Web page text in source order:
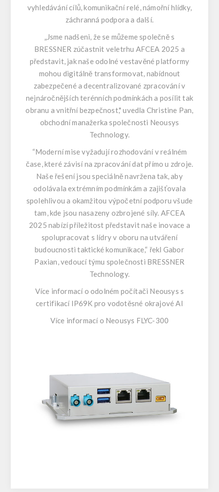
vyhledávání cílů, komunikační relé, námořní hlídky,
záchranná podpora a další.
„Jsme nadšeni, že se můžeme společně s
BRESSNER zúčastnit veletrhu AFCEA 2025 a
představit, jak naše odolné vestavěné platformy
mohou digitálně transformovat, nabídnout
zabezpečené a decentralizované zpracování v
nejnáročnějších terénních podmínkách a posílit tak
obranu a vnitřní bezpečnost," uvedla Christine Pan,
obchodní manažerka společnosti Neousys
Technology.
“Moderní mise vyžadují rozhodování v reálném
čase, které závisí na zpracování dat přímo u zdroje.
Naše řešení jsou speciálně navržena tak, aby
odolávala extrémním podmínkám a zajišťovala
spolehlivou a okamžitou výpočetní podporu všude
tam, kde jsou nasazeny ozbrojené síly. AFCEA
2025 nabízí příležitost představit naše inovace a
spolupracovat s lídry v oboru na utváření
budoucnosti taktické komunikace,“ řekl Gabor
Paxian, vedoucí týmu společnosti BRESSNER
Technology.
Více informací o odolném počítači Neousys s
certifikací IP69K pro vodotěsné okrajové AI
Více informací o Neousys FLYC-300